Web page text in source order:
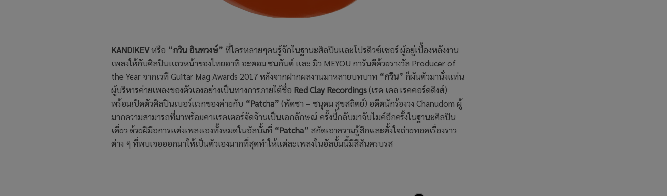
KANDIKEVหรือ “กวิน อินทวงษ์” ที่ใครหลายๆคนรู้จักในฐานะศิลปินและโปรดิวซ์เซอร์ ผู้อยู่เบื้องหลังงาน
เพลงให้กับศิลปินแถวหน้าของไทยอาทิ อะตอม ชนกันต์ และ มิว MEYOU การันตีด้วยรางวัล Producer of
the Year จากเวที Guitar Mag Awards 2017 หลังจากฝากผลงานมาหลายบทบาท “กวิน” ก็ผันตัวมานั่งแท่น
ผู้บริหารค่ายเพลงของตัวเองอย่างเป็นทางการภายใต้ชื่อ Red Clay Recordings(เรด เคล เรคคอร์ดดิงส์)
พร้อมเปิดตัวศิลปินเบอร์แรกของค่ายกับ “Patcha” (พัดชา – ชนุดม สุขสถิตย์) อดีตนักร้องวง Chanudom ผู้
มากความสามารถที่มาพร้อมคาแรคเตอร์จัดจ้านเป็นเอกลักษณ์ ครั้งนี้กลับมาจับไมค์อีกครั้งในฐานะศิลปิน
เดี่ยว ด้วยฝีมือการแต่งเพลงเองทั้งหมดในอัลบั้มที่ “Patcha” สกัดเอาความรู้สึกและตั้งใจถ่ายทอดเรื่องราว
ต่าง ๆ ที่พบเจอออกมาให้เป็นตัวเองมากที่สุดทำให้แต่ละเพลงในอัลบั้มนี้มีสีสันครบรส